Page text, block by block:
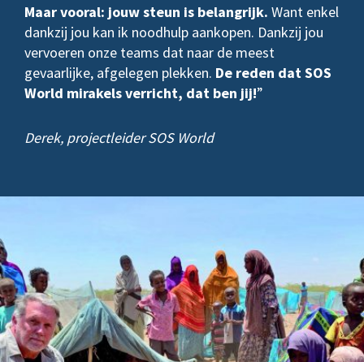
Maar vooral: jouw steun is belangrijk. Want enkel
dankzij jou kan ik noodhulp aankopen. Dankzij jou
vervoeren onze teams dat naar de meest
gevaarlijke, afgelegen plekken. De reden dat SOS
World mirakels verricht, dat ben jij!”
Derek, projectleider SOS World